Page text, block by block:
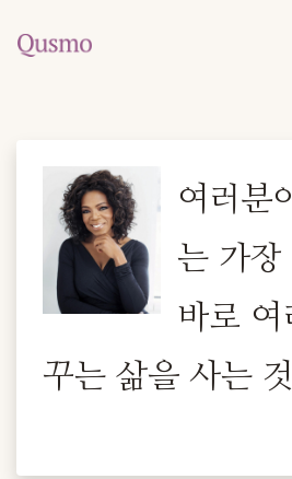
여러분
는 가
바로
꾸는 삶을 사는